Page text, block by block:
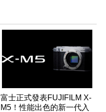
富士正式發表FUJIFILM X-
M5！性能出色的新一代入